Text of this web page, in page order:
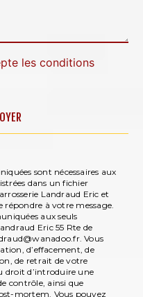
les conditions
sont nécessaires aux
dans un fichier
Landraud Eric et
répondre à votre message.
aux seuls
Eric 55 Rte de
Vous
d’effacement, de
de retrait de votre
d’introduire une
contrôle, ainsi que
mortem. Vous pouvez